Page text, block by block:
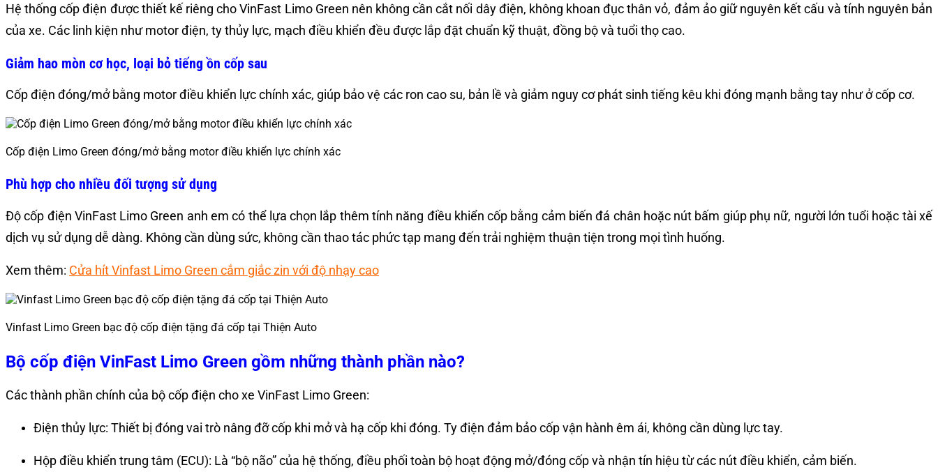
Hệ thống cốp điện được thiết kế riêng cho VinFast Limo Green nên không cần cắt nối dây điện, không khoan đục thân vỏ, đảm ảo giữ nguyên kết cấu và tính nguyên bản
của xe. Các linh kiện như motor điện, ty thủy lực, mạch điều khiển đều được lắp đặt chuẩn kỹ thuật, đồng bộ và tuổi thọ cao.
Giảm hao mòn cơ học, loại bỏ tiếng ồn cốp sau
Cốp điện đóng/mở bằng motor điều khiển lực chính xác, giúp bảo vệ các ron cao su, bản lề và giảm nguy cơ phát sinh tiếng kêu khi đóng mạnh bằng tay như ở cốp cơ.
Cốp điện Limo Green đóng/mở bằng motor điều khiển lực chính xác
Phù hợp cho nhiều đối tượng sử dụng
Độ cốp điện VinFast Limo Green anh em có thể lựa chọn lắp thêm tính năng điều khiển cốp bằng cảm biến đá chân hoặc nút bấm giúp phụ nữ, người lớn tuổi hoặc tài xế
dịch vụ sử dụng dễ dàng. Không cần dùng sức, không cần thao tác phức tạp mang đến trải nghiệm thuận tiện trong mọi tình huống.
Xem thêm: Cửa hít Vinfast Limo Green cắm giắc zin với độ nhạy cao
Vinfast Limo Green bạc độ cốp điện tặng đá cốp tại Thiện Auto
Bộ cốp điện VinFast Limo Green gồm những thành phần nào?
Các thành phần chính của bộ cốp điện cho xe VinFast Limo Green:
Điện thủy lực: Thiết bị đóng vai trò nâng đỡ cốp khi mở và hạ cốp khi đóng. Ty điện đảm bảo cốp vận hành êm ái, không cần dùng lực tay.
Hộp điều khiển trung tâm (ECU): Là “bộ não” của hệ thống, điều phối toàn bộ hoạt động mở/đóng cốp và nhận tín hiệu từ các nút điều khiển, cảm biến.